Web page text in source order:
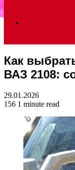
for
Как
ВАЗ 2108:
29.01.2026
156 1 minute read